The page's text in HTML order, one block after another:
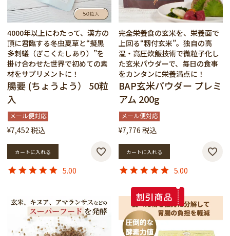
4000年以上にわたって、漢方の
頂に君臨する冬虫夏草と“擬黒
多刺蟻（ぎこくたしあり）”を
掛け合わせた世界で初めての素
材をサプリメントに！
腸要 (ちょうよう） 50粒
入
メール便対応
¥7,452 税込
カートに入れる
5.00
完全栄養食の玄米を、栄養面で
上回る“籾付玄米”。独自の高
温・高圧炊飯技術で微粒子化し
た玄米パウダーで、毎日の食事
をカンタンに栄養満点に！
BAP玄米パウダー プレミ
アム 200g
メール便対応
¥7,776 税込
カートに入れる
5.00